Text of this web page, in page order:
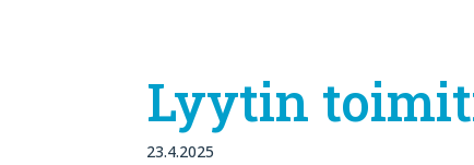
Lyytin
23.4.2025